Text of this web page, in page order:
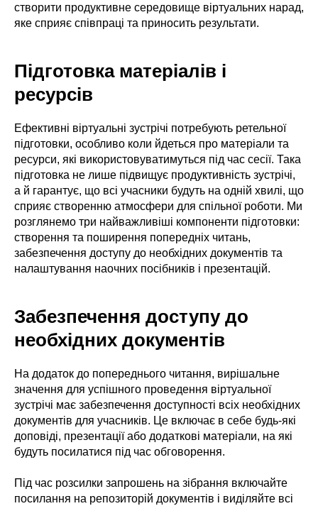
створити продуктивне середовище віртуальних нарад,
яке сприяє співпраці та приносить результати.
Підготовка матеріалів і
ресурсів
Ефективні віртуальні зустрічі потребують ретельної
підготовки, особливо коли йдеться про матеріали та
ресурси, які використовуватимуться під час сесії. Така
підготовка не лише підвищує продуктивність зустрічі,
а й гарантує, що всі учасники будуть на одній хвилі, що
сприяє створенню атмосфери для спільної роботи. Ми
розглянемо три найважливіші компоненти підготовки:
створення та поширення попередніх читань,
забезпечення доступу до необхідних документів та
налаштування наочних посібників і презентацій.
Забезпечення доступу до
необхідних документів
На додаток до попереднього читання, вирішальне
значення для успішного проведення віртуальної
зустрічі має забезпечення доступності всіх необхідних
документів для учасників. Це включає в себе будь-які
доповіді, презентації або додаткові матеріали, на які
будуть посилатися під час обговорення.
Під час розсилки запрошень на зібрання включайте
посилання на репозиторій документів і виділяйте всі